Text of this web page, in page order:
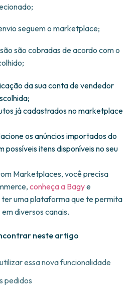
seguem o marketplace;
são cobradas de acordo com o
da sua conta de vendedor
já cadastrados no marketplace
os anúncios importados do
possíveis itens disponíveis no seu
Marketplaces, você precisa
conheça a Bagye
uma plataforma que te permita
diversos canais.
neste artigo
essa nova funcionalidade
pedidos